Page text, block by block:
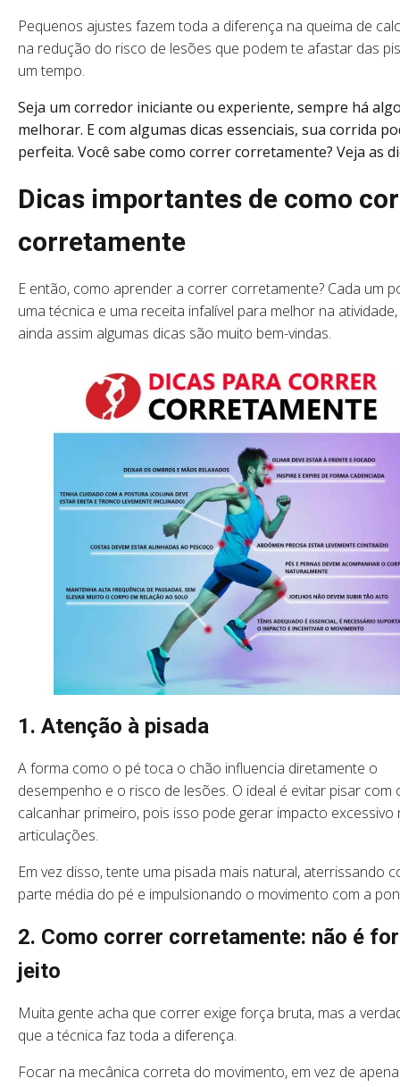
Pequenos ajustes fazem toda a diferença na queima de
na redução do risco de lesões que podem te afastar das
um tempo.
Seja um corredor iniciante ou experiente, sempre há
melhorar. E com algumas dicas essenciais, sua corrida
perfeita. Você sabe como correr corretamente? Veja as
Dicas importantes de como
corretamente
E então, como aprender a correr corretamente? Cada um
uma técnica e uma receita infalível para melhor na
ainda assim algumas dicas são muito bem-vindas.
1. Atenção à pisada
A forma como o pé toca o chão influencia diretamente o
desempenho e o risco de lesões. O ideal é evitar pisar com
calcanhar primeiro, pois isso pode gerar impacto excessivo
articulações.
Em vez disso, tente uma pisada mais natural, aterrissando
parte média do pé e impulsionando o movimento com a
2. Como correr corretamente: não é
jeito
Muita gente acha que correr exige força bruta, mas a
que a técnica faz toda a diferença.
Focar na mecânica correta do movimento, em vez de